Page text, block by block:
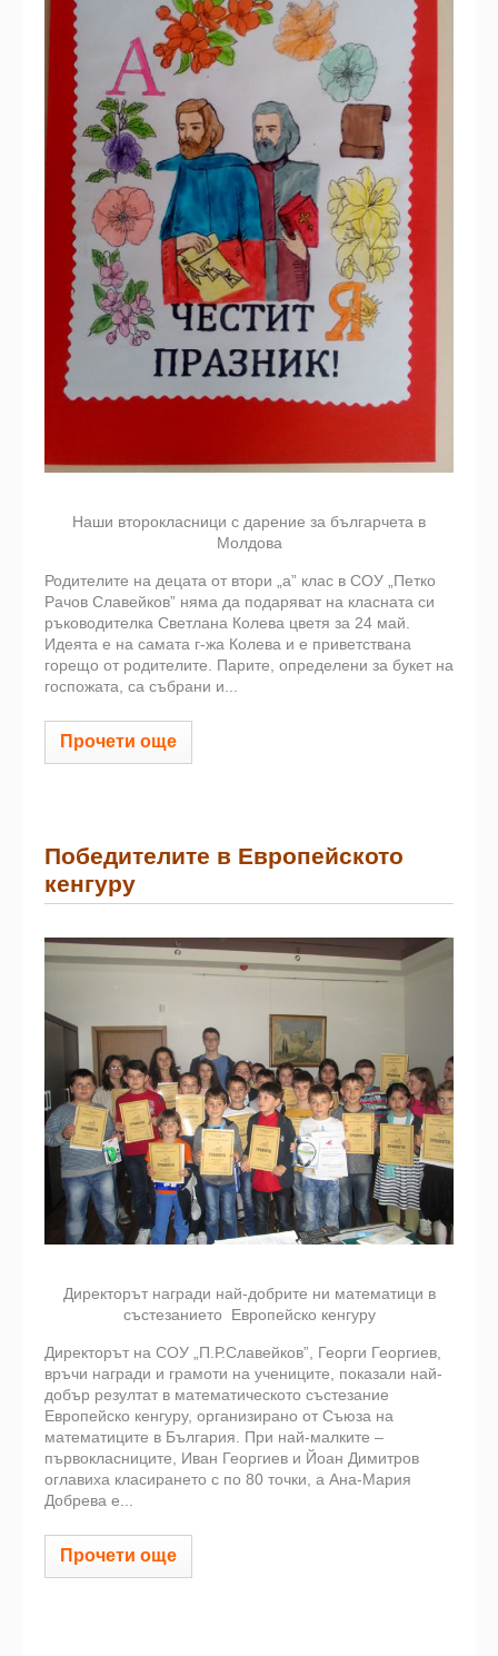
Наши второкласници с дарение за българчета в
Молдова
Родителите на децата от втори „а” клас в СОУ „Петко
Рачов Славейков” няма да подаряват на класната си
ръководителка Светлана Колева цветя за 24 май.
Идеята е на самата г-жа Колева и е приветствана
горещо от родителите. Парите, определени за букет на
госпожата, са събрани и...
Прочети още
Победителите в Европейското
кенгуру
Директорът награди най-добрите ни математици в
състезанието Европейско кенгуру
Директорът на СОУ „П.Р.Славейков”, Георги Георгиев,
връчи награди и грамоти на учениците, показали най-
добър резултат в математическото състезание
Европейско кенгуру, организирано от Съюза на
математиците в България. При най-малките –
първокласниците, Иван Георгиев и Йоан Димитров
оглавиха класирането с по 80 точки, а Ана-Мария
Добрева е...
Прочети още